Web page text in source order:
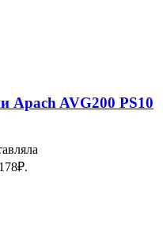
Apach AVG200 PS10